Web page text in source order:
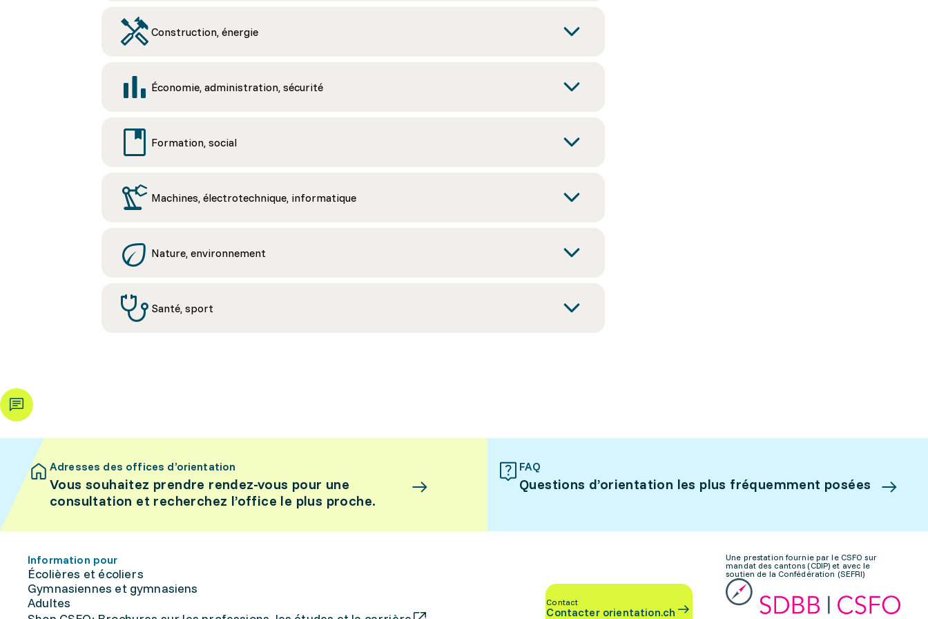
Construction, énergie
Économie, administration, sécurité
Formation, social
Machines, électrotechnique, informatique
Nature, environnement
Santé, sport
Adresses des offices d’orientation
Vous souhaitez prendre rendez-vous pour une
consultation et recherchez l’office le plus proche.
FAQ
Questions d’orientation les plus fréquemment posées
Information pour
Écolières et écoliers
Gymnasiennes et gymnasiens
Adultes
Contact
Contacter orientation.ch
Une prestation fournie par le CSFO sur
mandat des cantons (CDIP) et avec le
soutien de la Confédération (SEFRI)